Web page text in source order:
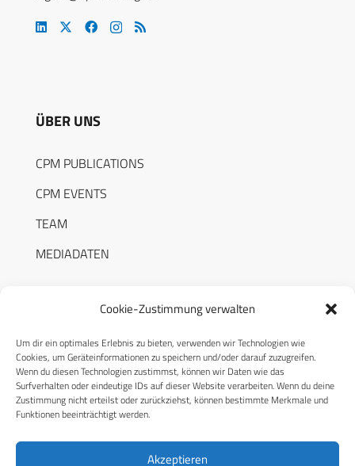
Cookie-Zustimmung verwalten
Um dir ein optimales Erlebnis zu bieten, verwenden wir Technologien wie
Cookies, um Geräteinformationen zu speichern und/oder darauf zuzugreifen.
Wenn du diesen Technologien zustimmst, können wir Daten wie das
Surfverhalten oder eindeutige IDs auf dieser Website verarbeiten. Wenn du deine
Zustimmung nicht erteilst oder zurückziehst, können bestimmte Merkmale und
Funktionen beeinträchtigt werden.
Akzeptieren
ÜBER UNS
CPM PUBLICATIONS
CPM EVENTS
TEAM
MEDIADATEN
RECHTLICHES
Datenschutzerklärung
Cookie-Richtlinie (EU)